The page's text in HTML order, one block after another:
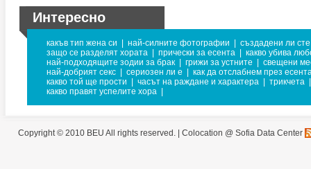
Интересно
какъв тип жена си най-силните фотографии
създадени ли
защо се разделят хората
прически за есента
какво убива
най-подходящите зодии за брак
грижи за устните
свещени
най-добрият секс
сериозен ли е
как да отслабнем през
какво той ще прости
часът на раждане и характера трикчета
какво правят успелите хора
Copyright © 2010 BEU All rights reserved. | Colocation @ Sofia Data Center